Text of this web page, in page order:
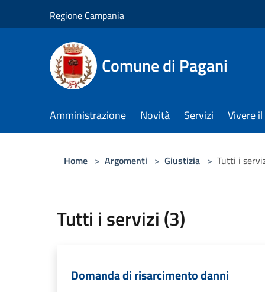
Regione Campania
Comune di Pagani
Amministrazione Novità Servizi Vivere
Home > Argomenti > Giustizia > Tutti i
Tutti i servizi (3)
Domanda di risarcimento danni